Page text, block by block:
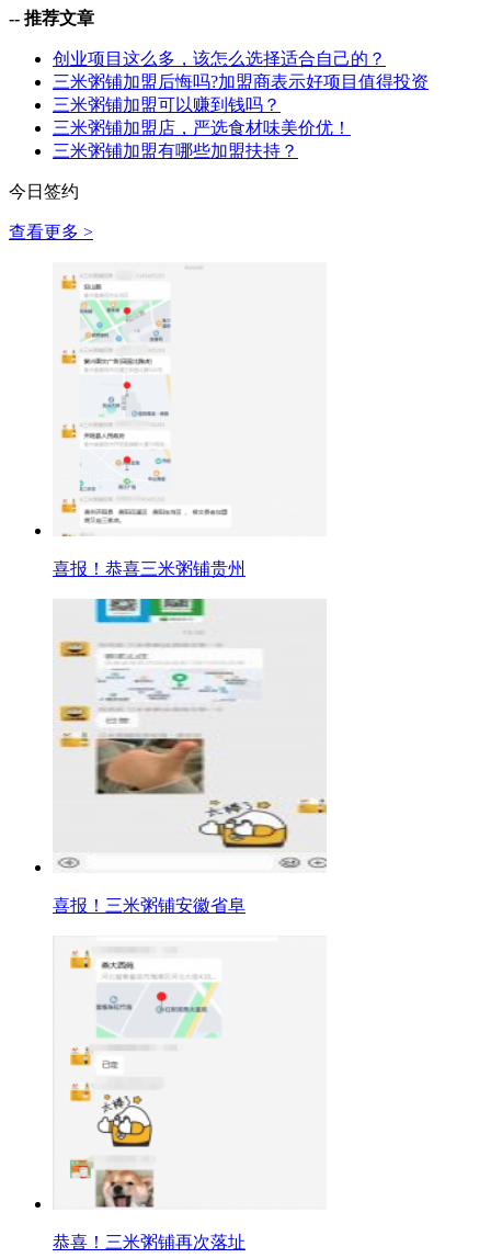
-- 推荐文章
创业项目这么多，该怎么选择适合自己的？
三米粥铺加盟后悔吗?加盟商表示好项目值得投资
三米粥铺加盟可以赚到钱吗？
三米粥铺加盟店，严选食材味美价优！
三米粥铺加盟有哪些加盟扶持？
今日签约
查看更多 >
喜报！恭喜三米粥铺贵州
喜报！三米粥铺安徽省阜
恭喜！三米粥铺再次落址